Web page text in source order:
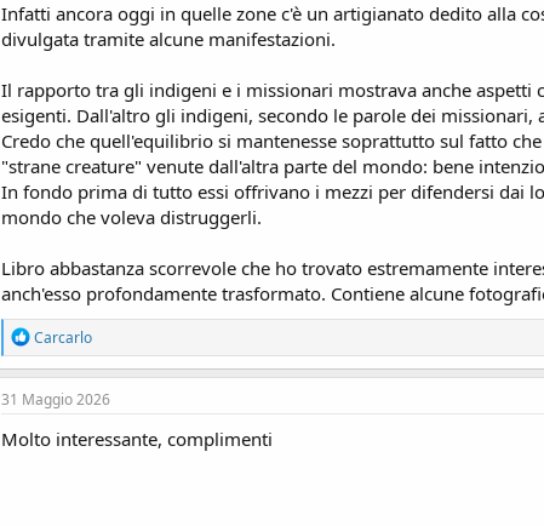
Infatti ancora oggi in quelle zone c'è un artigianato dedito alla
divulgata tramite alcune manifestazioni.
Il rapporto tra gli indigeni e i missionari mostrava anche
esigenti. Dall'altro gli indigeni, secondo le parole dei
Credo che quell'equilibrio si mantenesse soprattutto sul fatto
"strane creature" venute dall'altra parte del mondo: bene
In fondo prima di tutto essi offrivano i mezzi per difendersi dai
mondo che voleva distruggerli.
Libro abbastanza scorrevole che ho trovato estremamente
anch'esso profondamente trasformato. Contiene alcune
R
e
a
c
i
o
Carcarlo
31 Maggio 2026
Molto interessante, complimenti